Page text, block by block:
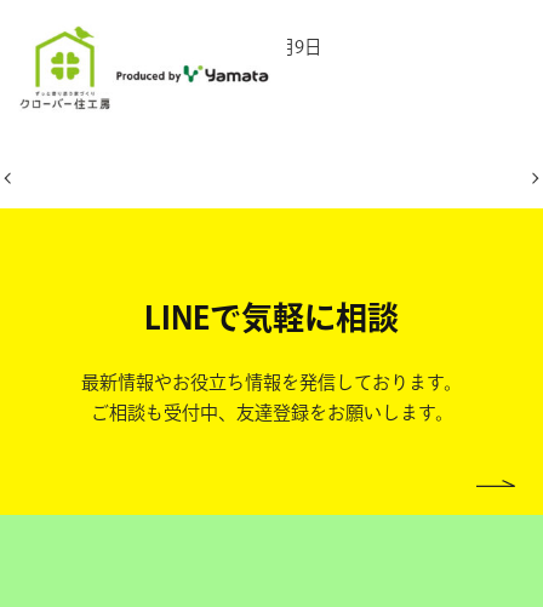
2025年8月9日
LINEで気軽に相談
最新情報やお役立ち情報を発信しております。
ご相談も受付中、友達登録をお願いします。